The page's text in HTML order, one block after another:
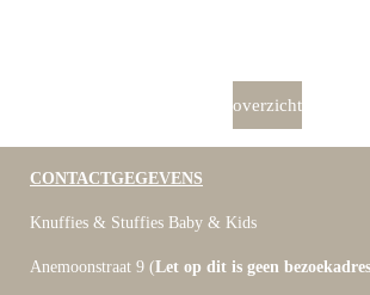
overzicht
CONTACTGEGEVENS
Knuffies & Stuffies Baby & Kids
Anemoonstraat 9 (Let op dit is geen